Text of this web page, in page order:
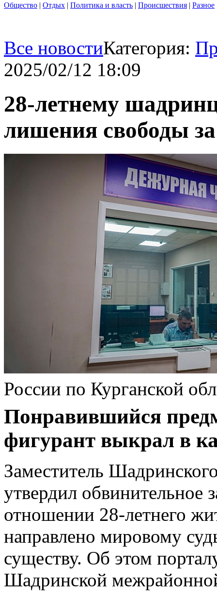
Общество | Отдых | Политика и власть | Происшествия | Разное
Все новостиКатегория:
2025/02/12 18:09
28-летнему
лишения свободы
России по Курганской
Понравившийся
фигурант выкрал в
Заместитель
утвердил обвинительное
отношении 28-летнего
направлено мировому
существу. Об этом
Шадринской